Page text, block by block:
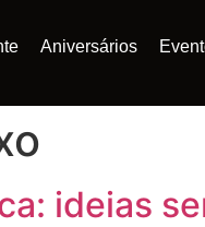
Aniversários
ideias